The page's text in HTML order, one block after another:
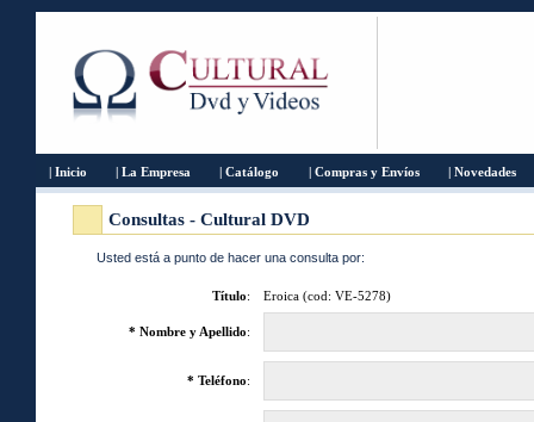
| Inicio | La Empresa | Catálogo | Compras y Envíos | Novedades
Consultas - Cultural DVD
Usted está a punto de hacer una consulta por:
Título: Eroica (cod: VE-5278)
* Nombre y Apellido:
* Teléfono: